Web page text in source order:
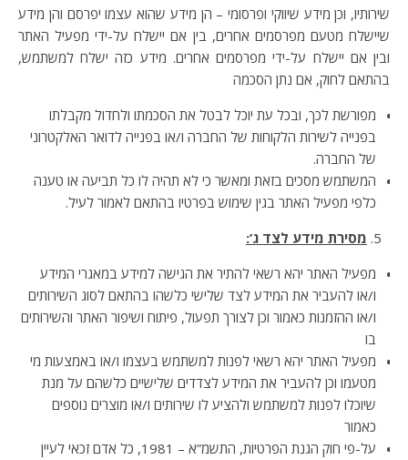
שירותיו, וכן מידע שיווקי ופרסומי – הן מידע שהוא עצמו יפרסם והן מידע
שיישלח מטעם מפרסמים אחרים, בין אם יישלח על-ידי מפעיל האתר
ובין אם יישלח על-ידי מפרסמים אחרים. מידע כזה ישלח למשתמש,
בהתאם לחוק, אם נתן הסכמה
מפורשת לכך, ובכל עת יוכל לבטל את הסכמתו ולחדול מקבלתו
בפנייה לשירות הלקוחות של החברה ו/או בפנייה לדואר האלקטרוני
של החברה.
המשתמש מסכים בזאת ומאשר כי לא תהיה לו כל תביעה או טענה
כלפי מפעיל האתר בגין שימוש בפרטיו בהתאם לאמור לעיל.
מסירת מידע לצד ג’:
מפעיל האתר יהא רשאי להתיר את הגישה למידע במאגרי המידע
ו/או להעביר את המידע לצד שלישי כלשהו בהתאם לסוג השירותים
ו/או ההזמנות כאמור וכן לצורך תפעול, פיתוח ושיפור האתר והשירותים
בו
מפעיל האתר יהא רשאי לפנות למשתמש בעצמו ו/או באמצעות מי
מטעמו וכן להעביר את המידע לצדדים שלישיים כלשהם על מנת
שיוכלו לפנות למשתמש ולהציע לו שירותים ו/או מוצרים נוספים
כאמור
על-פי חוק הגנת הפרטיות, התשמ”א – 1981, כל אדם זכאי לעיין